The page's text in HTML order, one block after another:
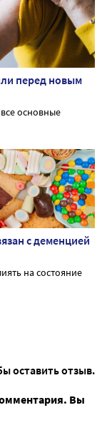
перед новым
основные
с деменцией
на состояние
оставить отзыв.
Вы